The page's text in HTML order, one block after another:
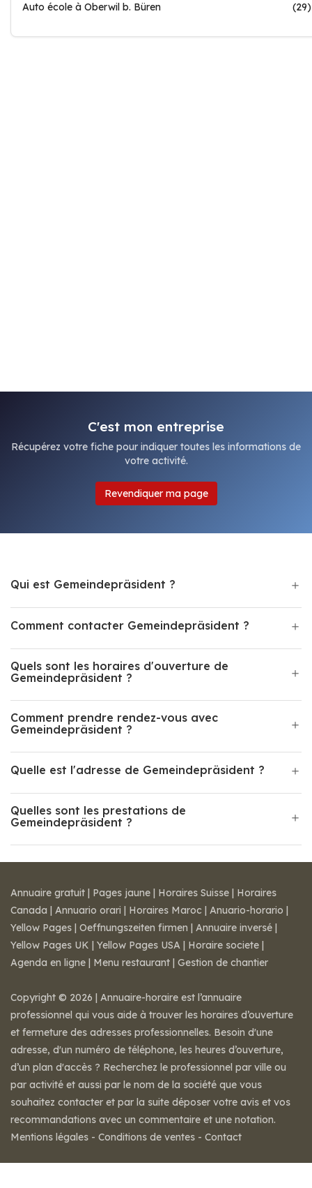
Auto école à Oberwil b. Büren
(29)
C'est mon entreprise
Récupérez votre fiche pour indiquer toutes les informations de
votre activité.
Revendiquer ma page
Qui est Gemeindepräsident ?
Comment contacter Gemeindepräsident ?
Quels sont les horaires d'ouverture de
Gemeindepräsident ?
Comment prendre rendez-vous avec
Gemeindepräsident ?
Quelle est l'adresse de Gemeindepräsident ?
Quelles sont les prestations de
Gemeindepräsident ?
Annuaire gratuit | Pages jaune | Horaires Suisse | Horaires
Canada | Annuario orari | Horaires Maroc | Anuario-horario |
Yellow Pages | Oeffnungszeiten firmen | Annuaire inversé |
Yellow Pages UK | Yellow Pages USA | Horaire societe |
Agenda en ligne | Menu restaurant | Gestion de chantier
Copyright © 2026 | Annuaire-horaire est l’annuaire
professionnel qui vous aide à trouver les horaires d’ouverture
et fermeture des adresses professionnelles. Besoin d'une
adresse, d'un numéro de téléphone, les heures d’ouverture,
d’un plan d'accès ? Recherchez le professionnel par ville ou
par activité et aussi par le nom de la société que vous
souhaitez contacter et par la suite déposer votre avis et vos
recommandations avec un commentaire et une notation.
Mentions légales - Conditions de ventes - Contact